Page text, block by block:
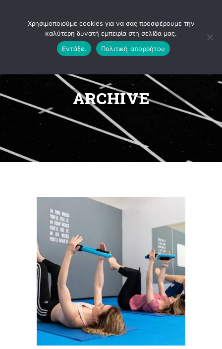
ARCHIVE
Χρησιμοποιούμε cookies για να σας προσφέρουμε την
καλύτερη δυνατή εμπειρία στη σελίδα μας.
Εντάξει
Πολιτική απορρήτου